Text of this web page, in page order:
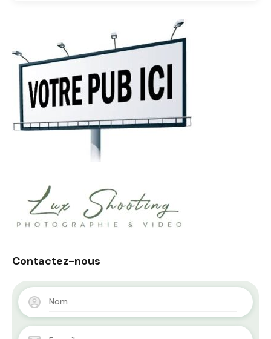
Contactez-nous